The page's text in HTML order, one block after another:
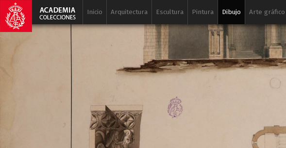
Inicio Arquitectura Escultura Pintura Dibujo Arte gráfico